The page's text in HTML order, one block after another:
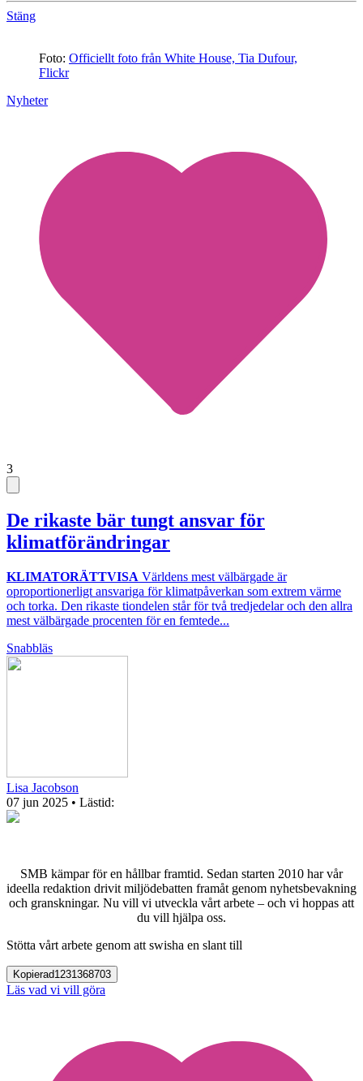
Stäng
Foto: Officiellt foto från White House, Tia Dufour,
Flickr
Nyheter
3
De rikaste bär tungt ansvar för
klimatförändringar
KLIMATORÄTTVISA Världens mest välbärgade är
oproportionerligt ansvariga för klimatpåverkan som extrem värme
och torka. Den rikaste tiondelen står för två tredjedelar och den allra
mest välbärgade procenten för en femtede...
Snabbläs
Lisa Jacobson
07 jun 2025 • Lästid:
SMB kämpar för en hållbar framtid. Sedan starten 2010 har vår
ideella redaktion drivit miljödebatten framåt genom nyhetsbevakning
och granskningar. Nu vill vi utveckla vårt arbete – och vi hoppas att
du vill hjälpa oss.
Stötta vårt arbete genom att swisha en slant till
Kopierad1231368703
Läs vad vi vill göra